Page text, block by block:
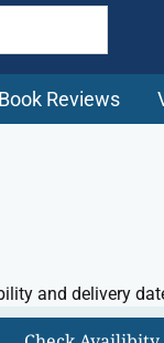
Book Reviews
and delivery